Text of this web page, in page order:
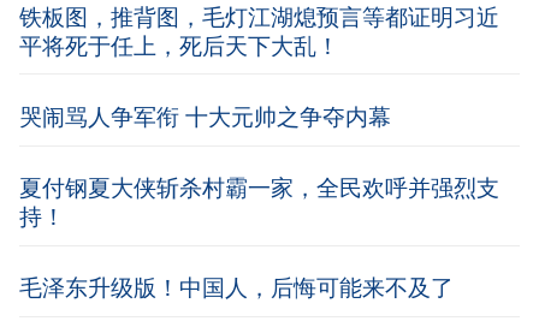
铁板图，推背图，毛灯江湖熄预言等都证明习近
平将死于任上，死后天下大乱！
哭闹骂人争军衔 十大元帅之争夺内幕
夏付钢夏大侠斩杀村霸一家，全民欢呼并强烈支
持！
毛泽东升级版！中国人，后悔可能来不及了